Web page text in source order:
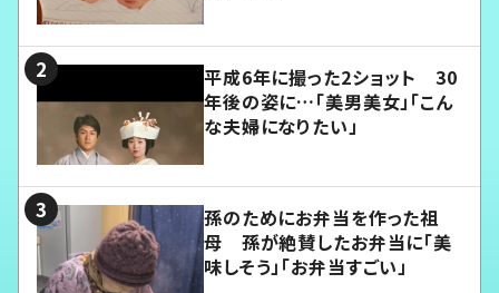
平成6年に撮った2ショット 30
年後の姿に…「美男美女」「こん
な夫婦になりたい」
孫のためにお弁当を作った祖
母 孫が絶賛したお弁当に「美
味しそう」「お弁当すごい」